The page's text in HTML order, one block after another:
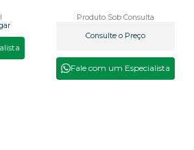
Produto Sob Consulta
Consulte o Preço
Fale com um Especialista